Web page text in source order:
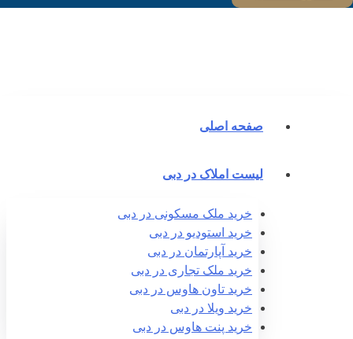
صفحه اصلی
لیست املاک در دبی
خرید ملک مسکونی در دبی
خرید استودیو در دبی
خرید آپارتمان در دبی
خرید ملک تجاری در دبی
خرید تاون هاوس در دبی
خرید ویلا در دبی
خرید پنت هاوس در دبی